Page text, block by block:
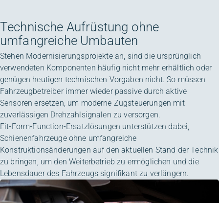
Technische Aufrüstung ohne
umfangreiche Umbauten
Stehen Modernisierungsprojekte an, sind die ursprünglich
verwendeten Komponenten häufig nicht mehr erhältlich oder
genügen heutigen technischen Vorgaben nicht. So müssen
Fahrzeugbetreiber immer wieder passive durch aktive
Sensoren ersetzen, um moderne Zugsteuerungen mit
zuverlässigen Drehzahlsignalen zu versorgen.
Fit-Form-Function-Ersatzlösungen unterstützen dabei,
Schienenfahrzeuge ohne umfangreiche
Konstruktionsänderungen auf den aktuellen Stand der Technik
zu bringen, um den Weiterbetrieb zu ermöglichen und die
Lebensdauer des Fahrzeugs signifikant zu verlängern.